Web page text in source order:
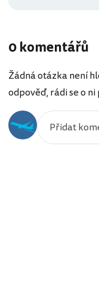
0 komentářů
Žádná otázka není
odpověď, rádi se o